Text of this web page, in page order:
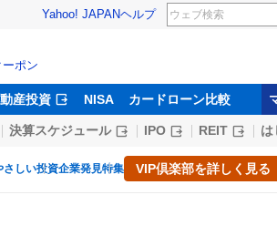
Yahoo! JAPANヘルプ
ポン
産投資 NISA カードローン比較
決算スケジュール IPO REIT は
さしい投資企業発見特集 VIP倶楽部を詳しく見る